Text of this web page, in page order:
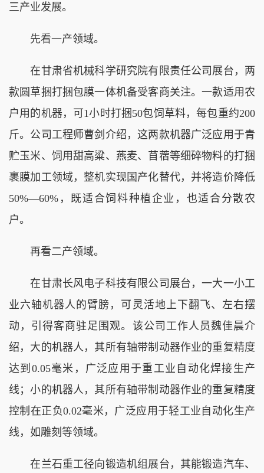
三产业发展。
先看一产领域。
在甘肃省机械科学研究院有限责任公司展台，两
款圆草捆打捆包膜一体机备受客商关注。一款适用农
户用的机器，可1小时打捆50包饲草料，每包重约200
斤。公司工程师曹剑介绍，这两款机器广泛应用于青
贮玉米、饲用甜高粱、燕麦、苜蓿等细碎物料的打捆
裹膜加工领域，整机实现国产化替代，并将造价降低
50%—60%，既适合饲料种植企业，也适合分散农
户。
再看二产领域。
在甘肃长风电子科技有限公司展台，一大一小工
业六轴机器人的臂膀，可灵活地上下翻飞、左右摆
动，引得客商驻足围观。该公司工作人员魏佳晨介
绍，大的机器人，其所有轴带制动器作业的重复精度
达到0.05毫米，广泛应用于重工业自动化焊接生产
线；小的机器人，其所有轴带制动器作业的重复精度
控制在正负0.02毫米，广泛应用于轻工业自动化生产
线，如雕刻等领域。
在兰石重工径向锻造机组展台，其能锻造汽车、